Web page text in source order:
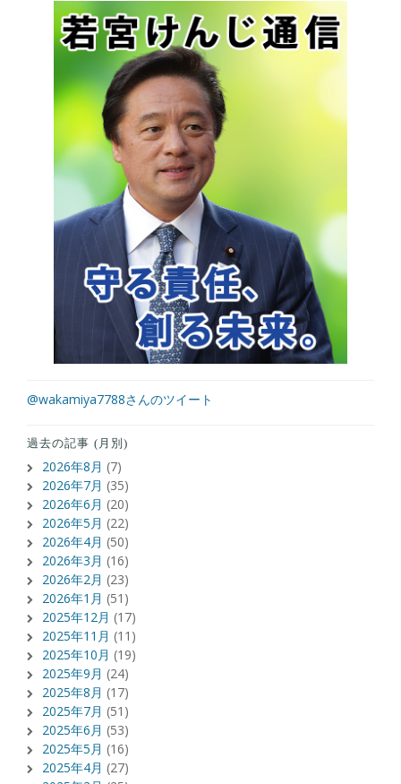
@wakamiya7788さんのツイート
過去の記事 (月別)
2026年8月 (7)
2026年7月 (35)
2026年6月 (20)
2026年5月 (22)
2026年4月 (50)
2026年3月 (16)
2026年2月 (23)
2026年1月 (51)
2025年12月 (17)
2025年11月 (11)
2025年10月 (19)
2025年9月 (24)
2025年8月 (17)
2025年7月 (51)
2025年6月 (53)
2025年5月 (16)
2025年4月 (27)